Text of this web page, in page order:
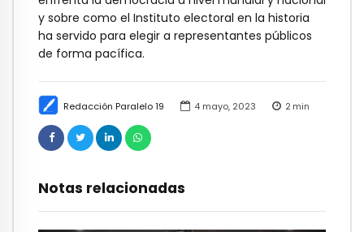
Redacción Paralelo 19 4 mayo, 2023 2 min
Notas relacionadas
y sobre como el Instituto electoral en la historia
ha servido para elegir a representantes públicos
de forma pacífica.